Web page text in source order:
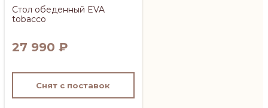
Стол обеденный EVA
tobacco
27 990 ₽
Снят с поставок